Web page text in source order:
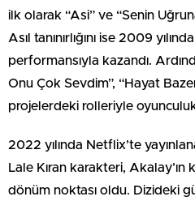
ilk olarak “Asi” ve “Senin
Asıl tanınırlığını ise 2009
performansıyla kazandı.
Onu Çok Sevdim”, “Hayat
projelerdeki rolleriyle
2022 yılında Netflix’te
Lale Kıran karakteri,
dönüm noktası oldu. Dizideki